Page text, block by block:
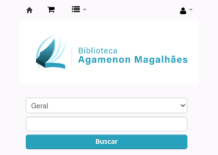
Agamenon
Magalhães
Buscar